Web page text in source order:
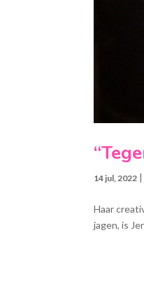
14 jul, 2022
Haar
jagen, is